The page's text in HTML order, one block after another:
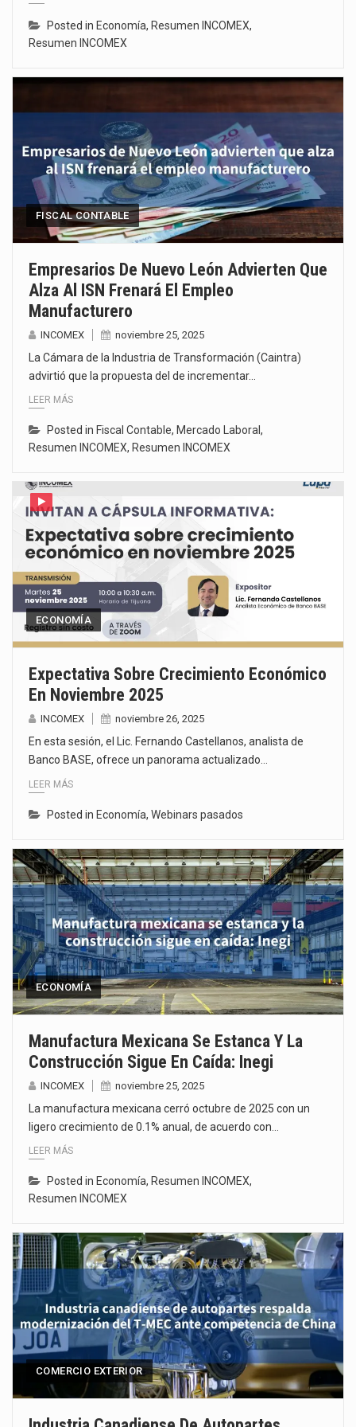
Posted in Economía, Resumen INCOMEX,
Resumen INCOMEX
FISCAL CONTABLE
Empresarios De Nuevo León Advierten Que
Alza Al ISN Frenará El Empleo
Manufacturero
INCOMEX noviembre 25, 2025
La Cámara de la Industria de Transformación (Caintra)
advirtió que la propuesta del de incrementar…
LEER MÁS
Posted in Fiscal Contable, Mercado Laboral ,
Resumen INCOMEX, Resumen INCOMEX
ECONOMÍA
Expectativa Sobre Crecimiento Económico
En Noviembre 2025
INCOMEX noviembre 26, 2025
En esta sesión, el Lic. Fernando Castellanos, analista de
Banco BASE, ofrece un panorama actualizado…
LEER MÁS
Posted in Economía, Webinars pasados
ECONOMÍA
Manufactura Mexicana Se Estanca Y La
Construcción Sigue En Caída: Inegi
INCOMEX noviembre 25, 2025
La manufactura mexicana cerró octubre de 2025 con un
ligero crecimiento de 0.1% anual, de acuerdo con…
LEER MÁS
Posted in Economía, Resumen INCOMEX,
Resumen INCOMEX
COMERCIO EXTERIOR